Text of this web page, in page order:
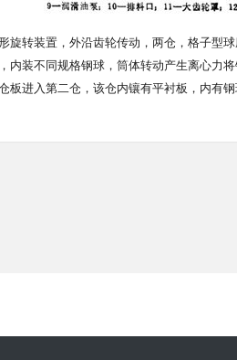
旋转装置，外沿齿轮传动，两仓，格子型
内装不同规格钢球，筒体转动产生离心力
板进入第二仓，该仓内镶有平衬板，内有